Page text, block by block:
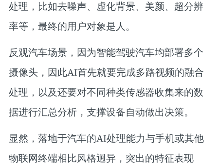
处理，比如去噪声、虚化背景、美颜、超分辨
率等，最终的用户对象是人。
反观汽车场景，因为智能驾驶汽车均部署多个
摄像头，因此AI首先就要完成多路视频的融合
处理，以及还要对不同种类传感器收集来的数
据进行汇总分析，支撑设备自动做出决策。
显然，落地于汽车的AI处理能力与手机或其他
物联网终端相比风格迥异，突出的特征表现